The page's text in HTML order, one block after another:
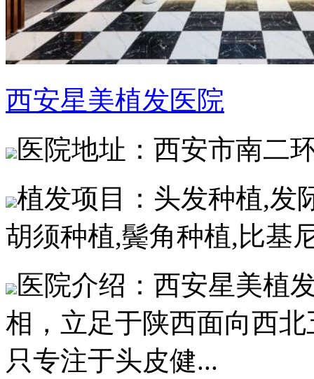
西安星美植发医院
医院地址：西安市南二
植发项目：头发种植,发
胡须种植,鬓角种植,比基
医院介绍：西安星美植
相，立足于陕西面向西
只专注于头皮健...